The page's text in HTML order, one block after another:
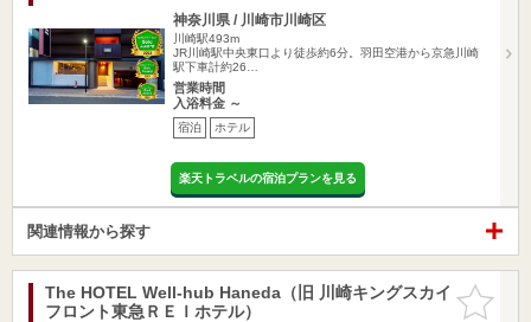
神奈川県 / 川崎市川崎区
川崎駅493m
JR川崎駅中央東口より徒歩約6分。羽田空港から京急川崎
駅下車計約26…
営業時間
入浴料金 ～
宿泊 ホテル
楽天トラベルの宿泊プランを見る
関連情報から探す
お気に入
りに追加
The HOTEL Well-hub Haneda（旧 川崎キングスカイ
フロント東急ＲＥＩホテル）